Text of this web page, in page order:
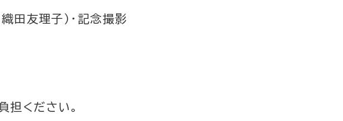
友理子）・記念撮影
担ください。